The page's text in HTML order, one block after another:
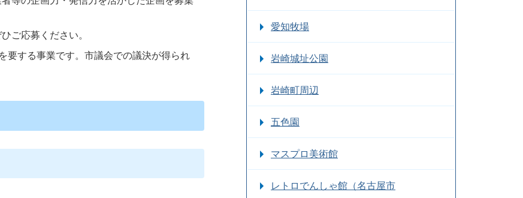
ご応募ください。
要する事業です。市議会での議決が得られ
愛知牧場
岩崎城址公園
岩崎町周辺
五色園
マスプロ美術館
レトロでんしゃ館（名古屋市